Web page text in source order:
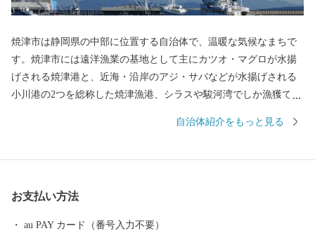
焼津市は静岡県の中部に位置する自治体で、温暖な気候なまちで
す。焼津市には遠洋漁業の基地として主にカツオ・マグロが水揚
げされる焼津港と、近海・沿岸のアジ・サバなどが水揚げされる
小川港の2つを総称した焼津漁港、シラスや駿河湾でしか漁獲でき
焼津では水産加工業も全国屈指の生産地となっており、カツオ節
をお楽しみください。
自治体紹介をもっと見る
お支払い方法
au PAY カード（番号入力不要）